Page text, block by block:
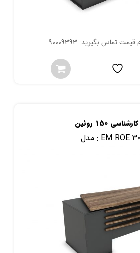
تماس بگیرید: 90009393
150 روئین
مدل : EM ROE